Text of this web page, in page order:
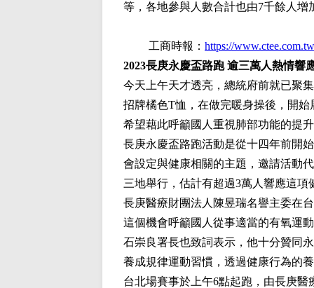
等，各地參與人數合計也由7千餘人增
工商時報： https://
2023長庚永慶盃路跑 逾三萬人熱情響
今天上午天才透亮，總統府前就已聚
招牌橘色T恤，在做完暖身操後，開
希望藉此呼籲國人重視肺部功能的提
長庚永慶盃路跑活動是從十四年前開
會設定與健康相關的主題，邀請活動
三地舉行，估計有超過3萬人響應這項
長庚醫療財團法人陳昱瑞名譽主委在
這個機會呼籲國人從事適當的有氧運
石崇良署長也致詞表示，他十分贊同
養成規律運動習慣，透過健康行為的
台北場賽事於上午6點起跑，由長庚